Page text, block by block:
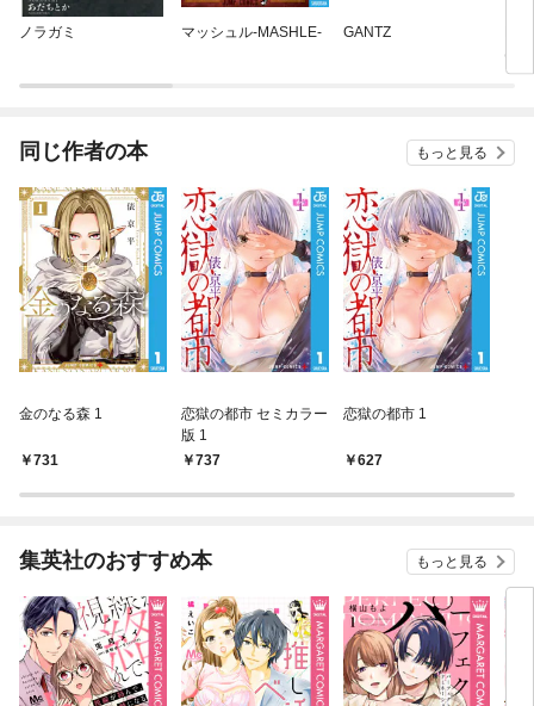
ノラガミ マッシュル-MASHLE- GANTZ
は
で
同じ作者の本 もっと見る
金のなる森 1
731
恋獄の都市 セミカラー
版 1
737
恋獄の都市 1
627
集英社のおすすめ本 もっと見る